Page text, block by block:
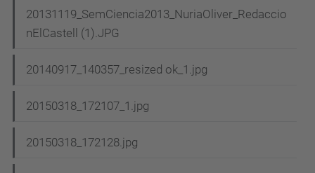
20131119_SemCiencia2013_NuriaOliver_Redaccio
nElCastell (1).JPG
20140917_140357_resized ok_1.jpg
20150318_172107_1.jpg
20150318_172128.jpg